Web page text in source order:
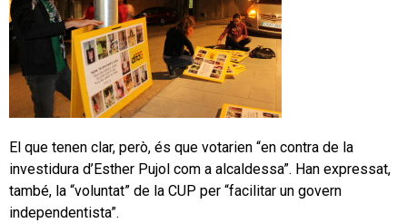
El que tenen clar, però, és que votarien “en contra de la
investidura d’Esther Pujol com a alcaldessa”. Han expressat,
també, la “voluntat” de la CUP per “facilitar un govern
independentista”.